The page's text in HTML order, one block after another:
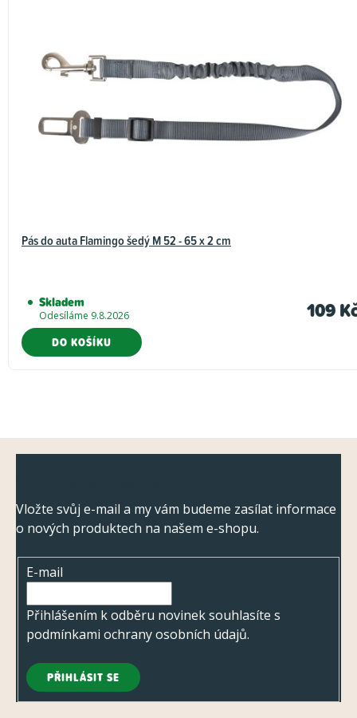
Pás do auta Flamingo šedý M 52 - 65 x 2 cm
Skladem
Odesíláme 9.8.2026 109
DO KOŠÍKU
Vložte svůj e-mail a my vám budeme zasílat informace
o nových produktech na našem e-shopu.
E-mail
Přihlášením k odběru novinek souhlasíte s
podmínkami ochrany osobních údajů.
PŘIHLÁSIT SE